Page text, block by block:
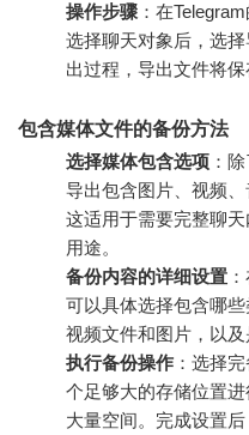
操作步骤 ：在
选择聊天对象后，选
出过程，导出文件将保
包含媒体文件的备份方法
选择媒体包含选项 ：
导出包含图片、视频、
这适用于需要完整聊
用途。
备份内容的详细设置
可以具体选择包含哪
视频文件和图片，以及
执行备份操作 ：选择
个足够大的存储位置
大量空间。完成设置